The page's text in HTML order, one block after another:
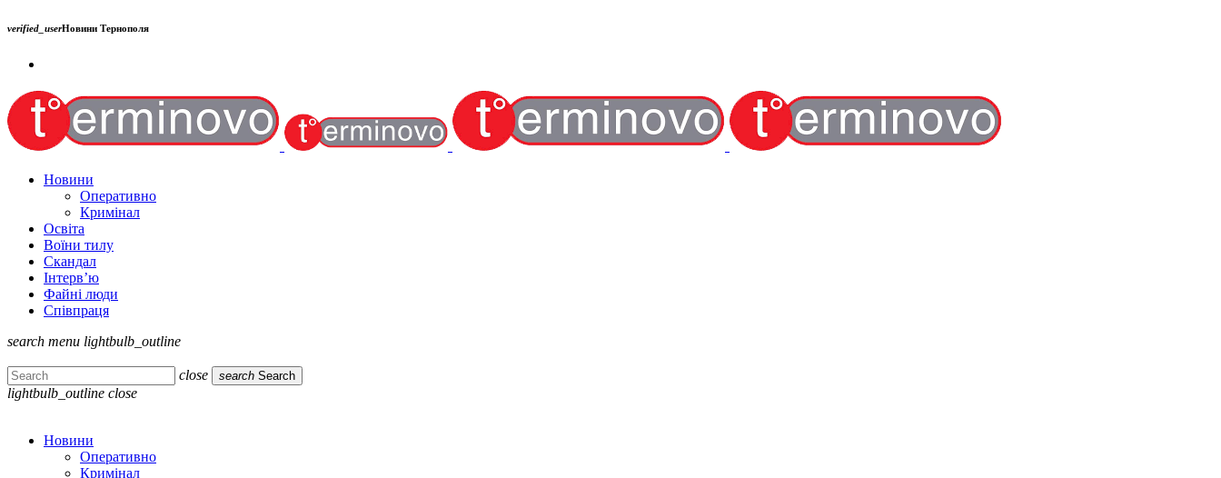
verified_userНовини Тернополя
Новини
Оперативно
Кримінал
Освіта
Воїни тилу
Скандал
Інтерв’ю
Файні люди
Співпраця
search menu lightbulb_outline
close search Search
lightbulb_outline close
Новини
Оперативно
Кримінал